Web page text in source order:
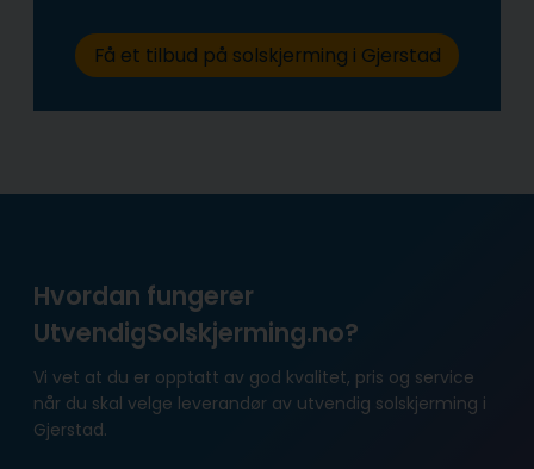
Få et tilbud på solskjerming i Gjerstad
Hvordan fungerer
UtvendigSolskjerming.no?
Vi vet at du er opptatt av god kvalitet, pris og service
når du skal velge leverandør av utvendig solskjerming i
Gjerstad.